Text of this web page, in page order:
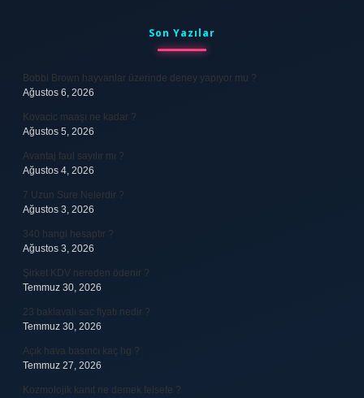
Son Yazılar
Bobbi Brown hayvanlar üzerinde deney yapıyor mu ?
Ağustos 6, 2026
Kovacic maaşı ne kadar ?
Ağustos 5, 2026
Avantaj faul sayılır mı ?
Ağustos 4, 2026
7 Uzun Sure Nelerdir ?
Ağustos 3, 2026
340 hangi hesaptır ?
Ağustos 3, 2026
Şirket KDV nereden ödenir ?
Temmuz 30, 2026
23 baklavalı sac fiyatı nedir ?
Temmuz 30, 2026
Açık hava basıncı kaç hg ?
Temmuz 27, 2026
Kozmolojik kanıt ne demek felsefe ?